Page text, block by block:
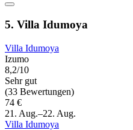
5. Villa Idumoya
Villa Idumoya
Izumo
8,2/10
Sehr gut
(33 Bewertungen)
74 €
21. Aug.–22. Aug.
Villa Idumoya